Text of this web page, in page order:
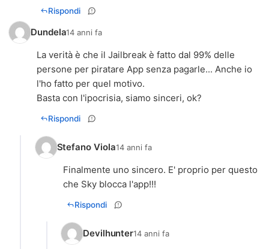
Rispondi
Dundela14 anni fa
La verità è che il Jailbreak è fatto dal 99% delle
persone per piratare App senza pagarle... Anche io
l'ho fatto per quel motivo.
Basta con l'ipocrisia, siamo sinceri, ok?
Rispondi
Stefano Viola14 anni fa
Finalmente uno sincero. E' proprio per questo
che Sky blocca l'app!!!
Rispondi
Devilhunter14 anni fa